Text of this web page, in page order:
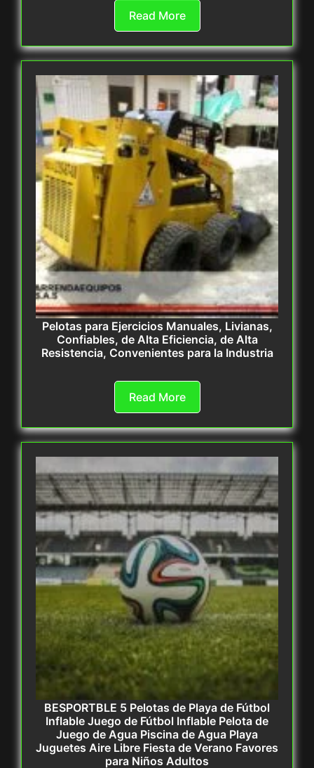
Read More
Pelotas para Ejercicios Manuales, Livianas,
Confiables, de Alta Eficiencia, de Alta
Resistencia, Convenientes para la Industria
Read More
BESPORTBLE 5 Pelotas de Playa de Fútbol
Inflable Juego de Fútbol Inflable Pelota de
Juego de Agua Piscina de Agua Playa
Juguetes Aire Libre Fiesta de Verano Favores
para Niños Adultos